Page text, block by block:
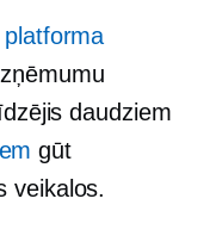
platforma
daudziem
gūt
veikalos.